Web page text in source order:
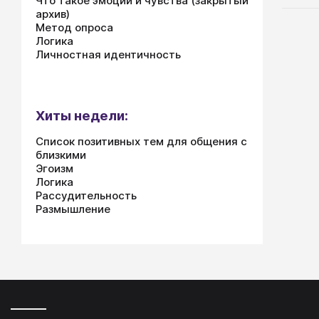
архив)
Метод опроса
Логика
Личностная идентичность
Хиты недели:
Список позитивных тем для общения с
близкими
Эгоизм
Логика
Рассудительность
Размышление